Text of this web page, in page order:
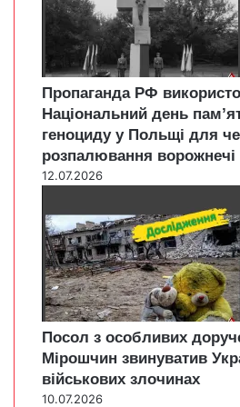
Пропаганда РФ
Національний день
геноциду у Польщі для
розпалювання ворожнечі
12.07.2026
Посол з особливих
Мірошчин звинуватив
військових злочинах
10.07.2026